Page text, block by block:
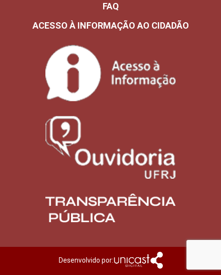
FAQ
ACESSO À INFORMAÇÃO AO CIDADÃO
Desenvolvido por: